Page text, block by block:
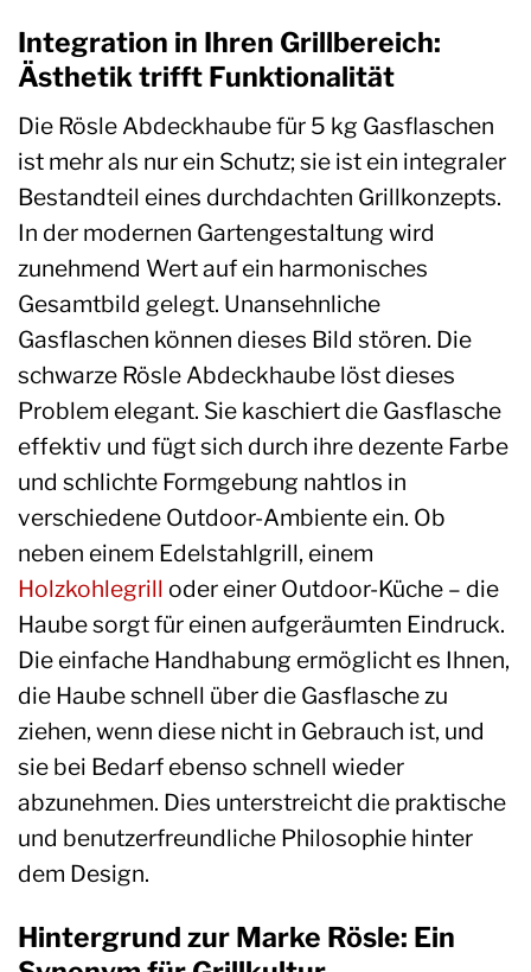
Integration in Ihren Grillbereich:
Ästhetik trifft Funktionalität
Die Rösle Abdeckhaube für 5 kg Gasflaschen
ist mehr als nur ein Schutz; sie ist ein integraler
Bestandteil eines durchdachten Grillkonzepts.
In der modernen Gartengestaltung wird
zunehmend Wert auf ein harmonisches
Gesamtbild gelegt. Unansehnliche
Gasflaschen können dieses Bild stören. Die
schwarze Rösle Abdeckhaube löst dieses
Problem elegant. Sie kaschiert die Gasflasche
effektiv und fügt sich durch ihre dezente Farbe
und schlichte Formgebung nahtlos in
verschiedene Outdoor-Ambiente ein. Ob
neben einem Edelstahlgrill, einem
Holzkohlegrill oder einer Outdoor-Küche – die
Haube sorgt für einen aufgeräumten Eindruck.
Die einfache Handhabung ermöglicht es Ihnen,
die Haube schnell über die Gasflasche zu
ziehen, wenn diese nicht in Gebrauch ist, und
sie bei Bedarf ebenso schnell wieder
abzunehmen. Dies unterstreicht die praktische
und benutzerfreundliche Philosophie hinter
dem Design.
Hintergrund zur Marke Rösle: Ein